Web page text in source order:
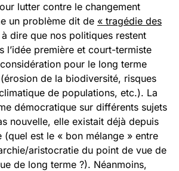
lutter contre le changement
un problème dit de « tragédie des
à dire que nos politiques restent
l’idée première et court-termiste
pour le long terme
de la biodiversité, risques
de populations, etc.). La
démocratique sur différents sujets
nouvelle, elle existait déjà depuis
(quel est le « bon mélange » entre
aristocratie du point de vue de
de long terme ?). Néanmoins,